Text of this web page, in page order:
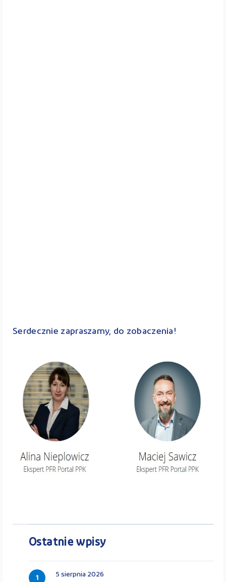
Serdecznie zapraszamy, do zobaczenia!
Ostatnie wpisy
1 5 sierpnia 2026